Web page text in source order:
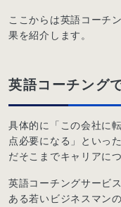
ここからは英語コーチ
果を紹介します。
英語コーチング
具体的に「この会社に
点必要になる」といっ
だそこまでキャリアに
英語コーチングサービ
ある若いビジネスマン